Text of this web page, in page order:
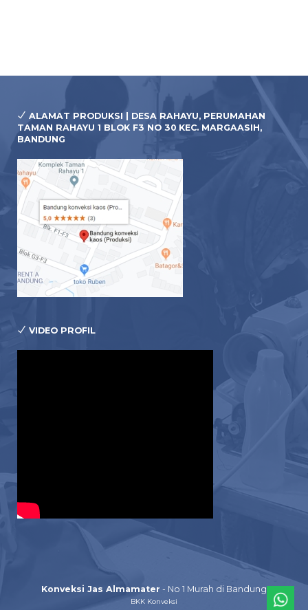
ALAMAT PRODUKSI | DESA RAHAYU, PERUMAHAN
TAMAN RAHAYU 1 BLOK F3 NO 30 KEC. MARGAASIH,
BANDUNG
VIDEO PROFIL
Konveksi Jas Almamater - No 1 Murah di Bandung
BKK Konveksi